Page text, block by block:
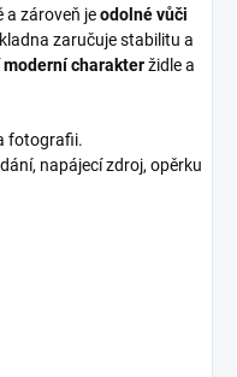
a zároveň jeodolné vůči
zaručuje stabilitu a
moderní charakteržidle a
fotografii.
napájecí zdroj, opěrku